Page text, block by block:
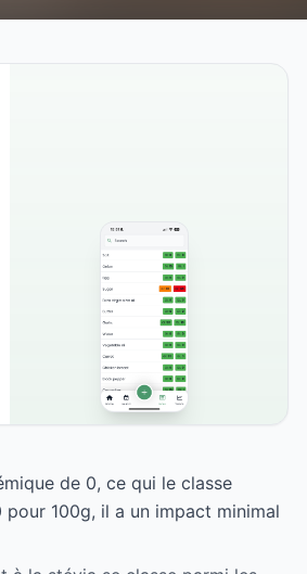
de 0, ce qui le classe
100g, il a un impact minimal